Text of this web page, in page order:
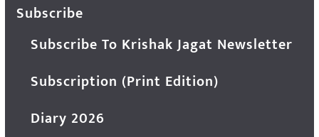
Subscribe
Subscribe To Krishak Jagat Newsletter
Subscription (Print Edition)
Diary 2026